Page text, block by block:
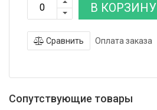
В КОРЗИНУ
Сравнить Оплата заказа
Сопутствующие товары